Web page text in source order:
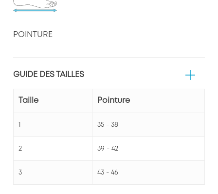
POINTURE
GUIDE DES TAILLES
Taille Pointure
35 - 38
2 39 - 42
3 43 - 46